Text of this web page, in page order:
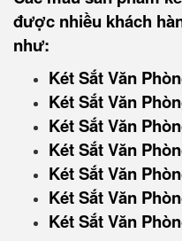
được nhiều khách
như:
Két Sắt Văn
Két Sắt Văn
Két Sắt Văn
Két Sắt Văn
Két Sắt Văn
Két Sắt Văn
Két Sắt Văn